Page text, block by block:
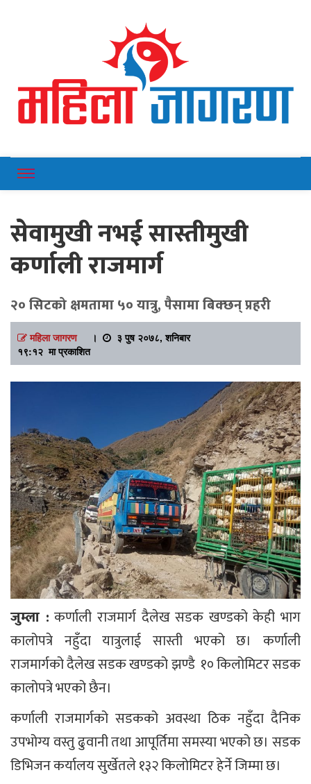
Mahilajagaran
सेवामुखी नभई सास्तीमुखी
कर्णाली राजमार्ग
२० सिटको क्षमतामा ५० यात्रु, पैसामा बिक्छन् प्रहरी
महिला जागरण।
३ पुष २०७८, शनिबार
१९:१२ मा प्रकाशित
जुम्ला : कर्णाली राजमार्ग दैलेख सडक खण्डको केही भाग
कालोपत्रे नहुँदा यात्रुलाई सास्ती भएको छ। कर्णाली
राजमार्गको दैलेख सडक खण्डको झण्डै १० किलोमिटर सडक
कालोपत्रे भएको छैन।
कर्णाली राजमार्गको सडकको अवस्था ठिक नहुँदा दैनिक
उपभोग्य वस्तु ढुवानी तथा आपूर्तिमा समस्या भएको छ। सडक
डिभिजन कर्यालय सुर्खेतले १३२ किलोमिटर हेर्ने जिम्मा छ।